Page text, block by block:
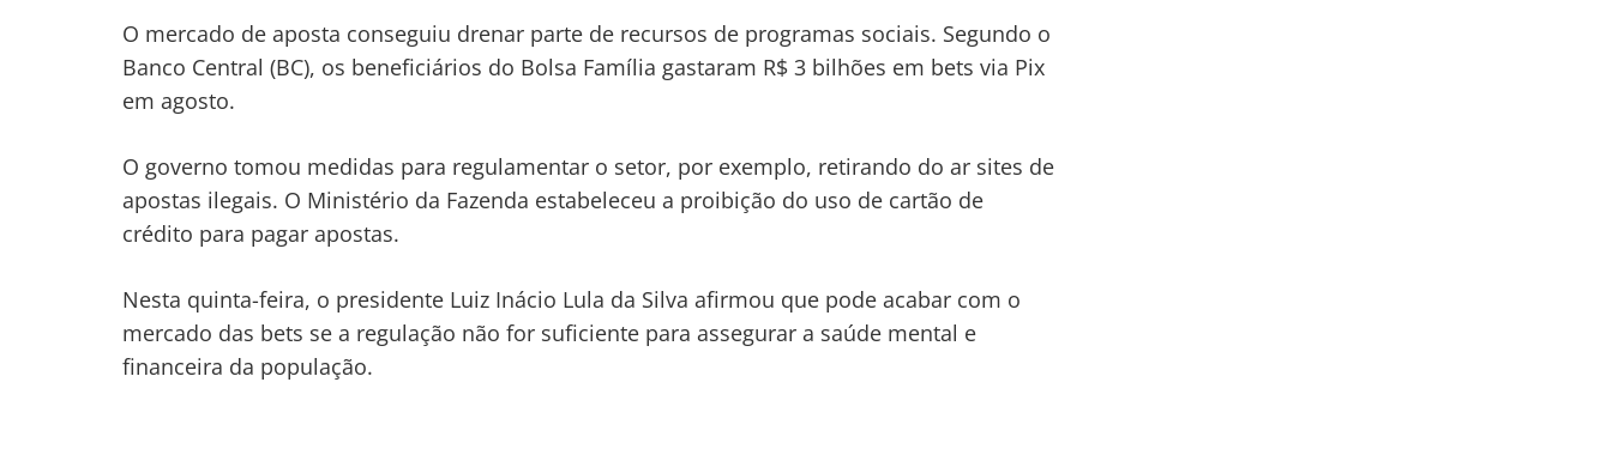
O mercado de aposta conseguiu drenar parte de recursos de programas sociais. Segundo o
Banco Central (BC), os beneficiários do Bolsa Família gastaram R$ 3 bilhões em bets via Pix
em agosto.
O governo tomou medidas para regulamentar o setor, por exemplo, retirando do ar sites de
apostas ilegais. O Ministério da Fazenda estabeleceu a proibição do uso de cartão de
crédito para pagar apostas.
Nesta quinta-feira, o presidente Luiz Inácio Lula da Silva afirmou que pode acabar com o
mercado das bets se a regulação não for suficiente para assegurar a saúde mental e
financeira da população.